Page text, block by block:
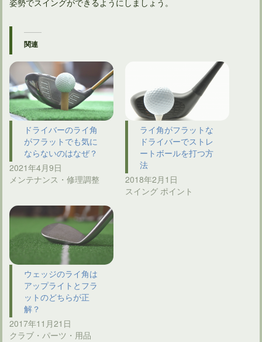
関連
ドライバーのライ角
がフラットでも気に
ならないのはなぜ？
2021年4月9日
メンテナンス・修理調整
ライ角がフラットな
ドライバーでストレ
ートボールを打つ方
法
2018年2月1日
スイング ポイント
ウェッジのライ角は
アップライトとフラ
ットのどちらが正
解？
2017年11月21日
クラブ・パーツ・用品